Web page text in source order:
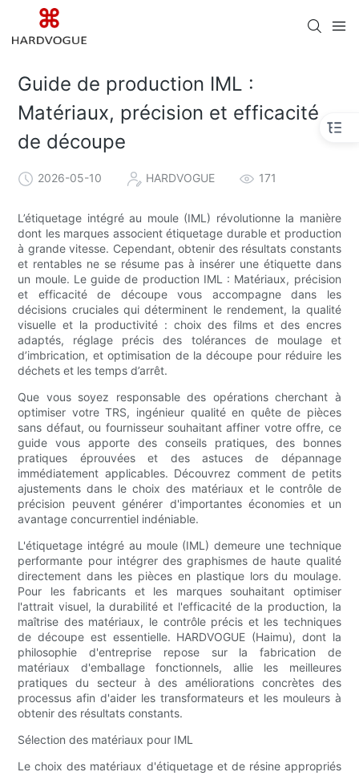
Guide de production IML :
Matériaux, précision et efficacité
de découpe
2026-05-10 HARDVOGUE 171
L’étiquetage intégré au moule (IML) révolutionne la manière
dont les marques associent étiquetage durable et production
à grande vitesse. Cependant, obtenir des résultats constants
et rentables ne se résume pas à insérer une étiquette dans
un moule. Le guide de production IML : Matériaux, précision
et efficacité de découpe vous accompagne dans les
décisions cruciales qui déterminent le rendement, la qualité
visuelle et la productivité : choix des films et des encres
adaptés, réglage précis des tolérances de moulage et
d’imbrication, et optimisation de la découpe pour réduire les
déchets et les temps d’arrêt.
Que vous soyez responsable des opérations cherchant à
optimiser votre TRS, ingénieur qualité en quête de pièces
sans défaut, ou fournisseur souhaitant affiner votre offre, ce
guide vous apporte des conseils pratiques, des bonnes
pratiques éprouvées et des astuces de dépannage
immédiatement applicables. Découvrez comment de petits
ajustements dans le choix des matériaux et le contrôle de
précision peuvent générer d'importantes économies et un
avantage concurrentiel indéniable.
L'étiquetage intégré au moule (IML) demeure une technique
performante pour intégrer des graphismes de haute qualité
directement dans les pièces en plastique lors du moulage.
Pour les fabricants et les marques souhaitant optimiser
l'attrait visuel, la durabilité et l'efficacité de la production, la
maîtrise des matériaux, le contrôle précis et les techniques
de découpe est essentielle. HARDVOGUE (Haimu), dont la
philosophie d'entreprise repose sur la fabrication de
matériaux d'emballage fonctionnels, allie les meilleures
pratiques du secteur à des améliorations concrètes des
processus afin d'aider les transformateurs et les mouleurs à
obtenir des résultats constants.
Sélection des matériaux pour IML
Le choix des matériaux d'étiquetage et de résine appropriés